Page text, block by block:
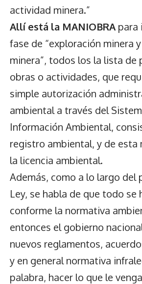
actividad minera.”
Allí está la MANIOBRA para
fase de “exploración minera
minera”, todos los la lista de
obras o actividades, que
simple autorización
ambiental a través del
Información Ambiental,
registro ambiental, y de esta
la licencia ambiental.
Además, como a lo largo del
Ley, se habla de que todo se
conforme la normativa
entonces el gobierno
nuevos reglamentos,
y en general normativa
palabra, hacer lo que le